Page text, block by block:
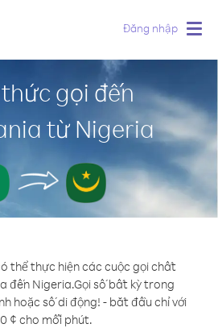
Đăng nhập
gọi đến
từ Nigeria
thể thực hiện các cuộc gọi chất
đến Nigeria.Gọi số bất kỳ trong
hoặc số di động! - bắt đầu chỉ với
¢ cho mỗi phút.